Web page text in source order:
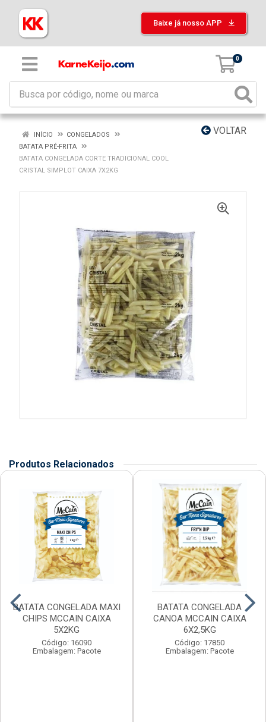
Baixe já nosso APP
0
VOLTAR
INÍCIO
CONGELADOS
BATATA PRÉ-FRITA
BATATA CONGELADA CORTE TRADICIONAL COOL
CRISTAL SIMPLOT CAIXA 7X2KG
Produtos Relacionados
BATATA CONGELADA MAXI
CHIPS MCCAIN CAIXA
5X2KG
Código: 16090
Embalagem: Pacote
BATATA CONGELADA
CANOA MCCAIN CAIXA
6X2,5KG
Código: 17850
Embalagem: Pacote